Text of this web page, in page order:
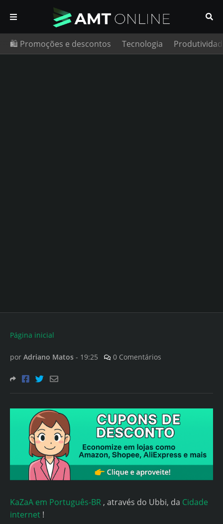
🛍️ Promoções e descontos Tecnologia
Página inicial
por Adriano Matos - 19:25 0 Comentários
KaZaA em Português-BR , através do Ubbi, da Cidade
internet !